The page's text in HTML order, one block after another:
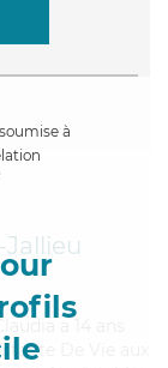
à
a 14 ans
De Vie aux